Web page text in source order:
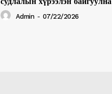
Admin - 07/22/2026